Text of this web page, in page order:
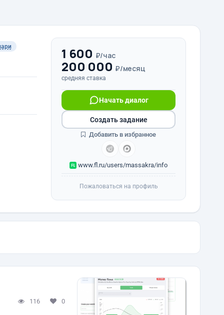
1 600 ₽/час
200 000 ₽/месяц
средняя ставка
Начать диалог
www.fl.ru/users/massakra/info
Создать задание
Добавить в избранное
Пожаловаться на профиль
116 0